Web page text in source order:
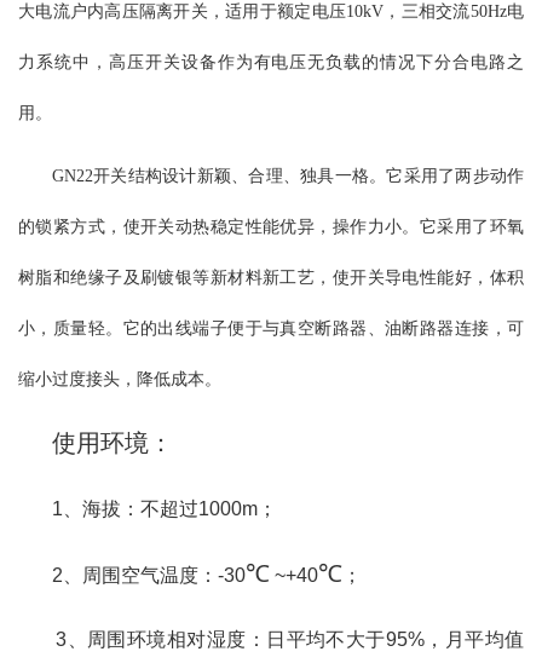
平均值不超过＋35℃；最低周围空气温度为-15℃； c、湿度条件：
平均值不超过2.2kPa；月相对湿度平均值不超过90%；月水蒸气压力
的平均值不超过1.8kPa； d、周围空气没有明显的受到尘埃、烟、烟
震动或地动可以忽略； f、特殊使用环境条件制造厂可根据用户要求
结构及特点: GN30-12系列户内高压旋转式隔离开关，开关主体通过
在开关底架上的隔板完全分开，通过旋转触刀来实现开关的合阐与
分闸。GN30-12D系列户内高压旋转式隔离开关在原有开关的基础上
关的上下两个面上，使其带电部分和不带电部分在开关柜内完全隔
组成。触刀由两块铜板固定在旋转瓷套内，外加磁锁板以加强触刀
用线接触；该开关可采用JSXCN-12箱式柜用机械闭锁操动，也可自
大电流户内高压隔离开关，适用于额定电压10kV，三相交流50Hz电
力系统中，高压开关设备作为有电压无负载的情况下分合电路之
用。
GN22开关结构设计新颖、合理、独具一格。它采用了两步动作
的锁紧方式，使开关动热稳定性能优异，操作力小。它采用了环氧
树脂和绝缘子及刷镀银等新材料新工艺，使开关导电性能好，体积
小，质量轻。它的出线端子便于与真空断路器、油断路器连接，可
缩小过度接头，降低成本。
使用环境：
1、海拔：不超过1000m；
2、周围空气温度：-30℃ ~+40℃ ；
3、周围环境相对湿度：日平均不大于95%， 月平均值